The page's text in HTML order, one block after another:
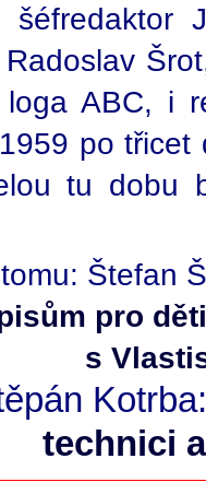
ABC, i
po
tu dobu
Štefan
pro
s
technici